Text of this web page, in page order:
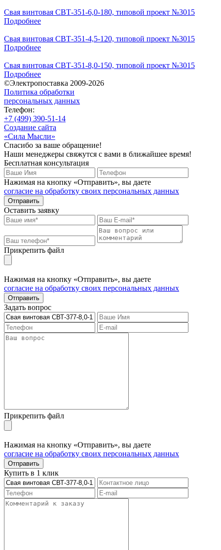
Свая винтовая СВТ-351-6,0-180, типовой проект №3015
Подробнее
Свая винтовая СВТ-351-4,5-120, типовой проект №3015
Подробнее
Свая винтовая СВТ-351-8,0-150, типовой проект №3015
Подробнее
©Электропоставка 2009-2026
Политика обработки
персональных данных
Телефон:
+7 (499) 390-51-14
Создание сайта
«Сила Мысли»
Спасибо за ваше обращение!
Наши менеджеры свяжутся с вами в ближайшее время!
Бесплатная консультация
Нажимая на кнопку «Отправить», вы даете
согласие на обработку своих персональных данных
Отправить
Оставить заявку
Прикрепить файл
Нажимая на кнопку «Отправить», вы даете
согласие на обработку своих персональных данных
Отправить
Задать вопрос
Прикрепить файл
Нажимая на кнопку «Отправить», вы даете
согласие на обработку своих персональных данных
Отправить
Купить в 1 клик